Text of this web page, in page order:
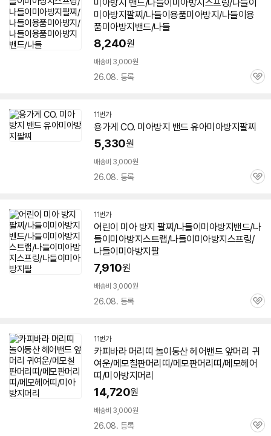
미아방지 밴드/나들이미아방지 스프링/나들이
미아방지팔찌/나들이용품미아방지/나들이용
품미아방지밴드/나들
8,240원
배송비 3,000원
26.08. 등록
관
11번가
용가게 CO. 미아방지 밴드 유아미아방지팔찌
5,330원
배송비 3,000원
26.08. 등록
관
11번가
어린이 미아 방지 팔찌/나들이미아방지밴드/나
들이미아방지스트랩/나들이미아방지스프링/
나들이미아방지팔
7,910원
배송비 3,000원
26.08. 등록
관
11번가
카피바라 머리띠 놀이동산 헤어밴드 앞머리 귀
여운/메모칠판머리띠/메모판머리띠/메모헤어
띠/미아방지머리
14,720원
배송비 3,000원
26.08. 등록
관